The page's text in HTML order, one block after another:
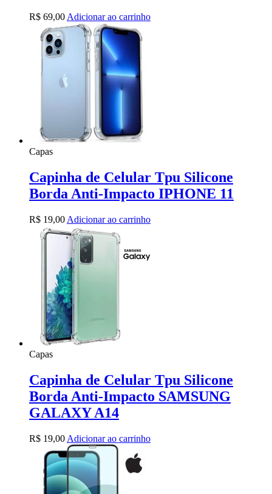
R$ 69,00 Adicionar ao carrinho
Capas
Capinha de Celular Tpu Silicone
Borda Anti-Impacto IPHONE 11
R$ 19,00 Adicionar ao carrinho
Capas
Capinha de Celular Tpu Silicone
Borda Anti-Impacto SAMSUNG
GALAXY A14
R$ 19,00 Adicionar ao carrinho